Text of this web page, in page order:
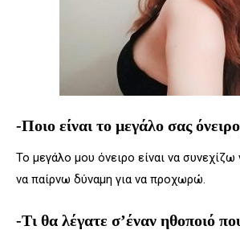
-Ποιο είναι το μεγάλο σας
Το μεγάλο μου όνειρο είναι να συνεχίζω
να παίρνω δύναμη για να προχωρώ.
-Τι θα λέγατε σ’έναν ηθοποιό